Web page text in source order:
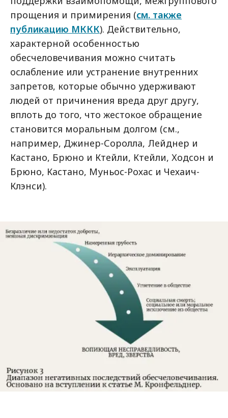
прощения и примирения (см. также
публикацию МККК). Действительно,
характерной особенностью
обесчеловечивания можно считать
ослабление или устранение внутренних
запретов, которые обычно удерживают
людей от причинения вреда друг другу,
вплоть до того, что жестокое обращение
становится моральным долгом (см.,
например, Джинер-Соролла, Лейднер и
Кастано, Брюно и Ктейли, Ктейли, Ходсон и
Брюно, Кастано, Муньос-Рохас и Чехаич-
Клэнси).